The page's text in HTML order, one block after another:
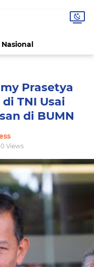
Nasional
Prasetya
TNI Usai
di BUMN
0Views